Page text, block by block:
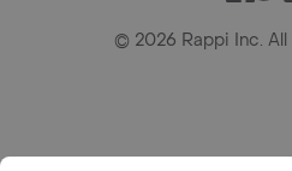
© 2026 Rappi Inc.